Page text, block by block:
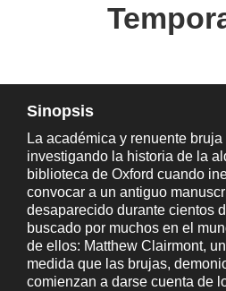
Sinopsis
La académica y renuente
investigando la historia de la
biblioteca de Oxford cuando
convocar a un antiguo
desaparecido durante cientos
buscado por muchos en el
de ellos: Matthew Clairmont,
medida que las brujas,
comienzan a darse cuenta de